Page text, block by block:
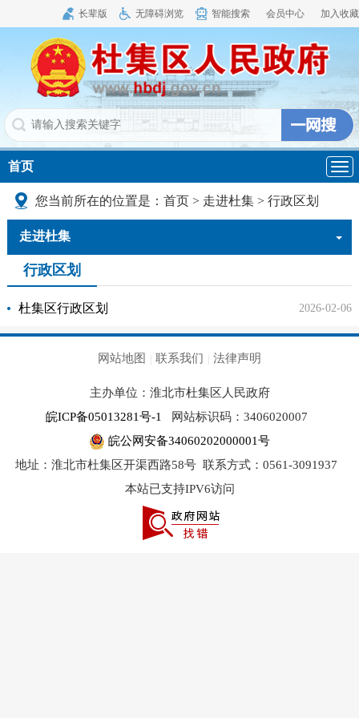
长辈版 无障碍浏览 智能搜索 会员中心 加入收藏
导
航
首页
您当前所在的位置是： 首页> 走进杜集 > 行政区划
走进杜集
行政区划
2026-02-06
杜集区行政区划
网站地图 联系我们 法律声明
主办单位：淮北市杜集区人民政府
皖ICP备05013281号-1
网站标识码：3406020007
皖公网安备34060202000001号
地址：淮北市杜集区开渠西路58号 联系方式：0561-3091937
本站已支持IPV6访问